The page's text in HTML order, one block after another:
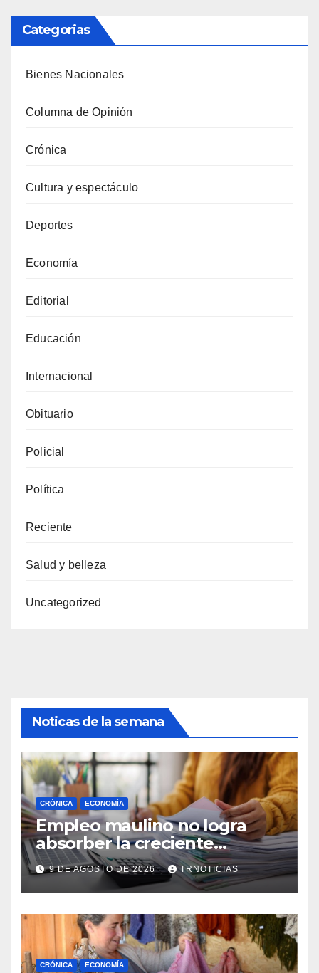
Categorias
Bienes Nacionales
Columna de Opinión
Crónica
Cultura y espectáculo
Deportes
Economía
Editorial
Educación
Internacional
Obituario
Policial
Política
Reciente
Salud y belleza
Uncategorized
Noticas de la semana
CRÓNICA ECONOMÍA
Empleo maulino no logra
absorber la creciente
demanda por trabajo
9 DE AGOSTO DE 2026 TRNOTICIAS
CRÓNICA ECONOMÍA